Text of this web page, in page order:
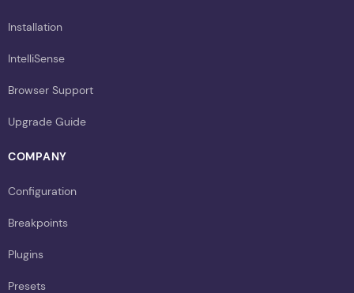
Installation
IntelliSense
Browser Support
Upgrade Guide
COMPANY
Configuration
Breakpoints
Plugins
Presets